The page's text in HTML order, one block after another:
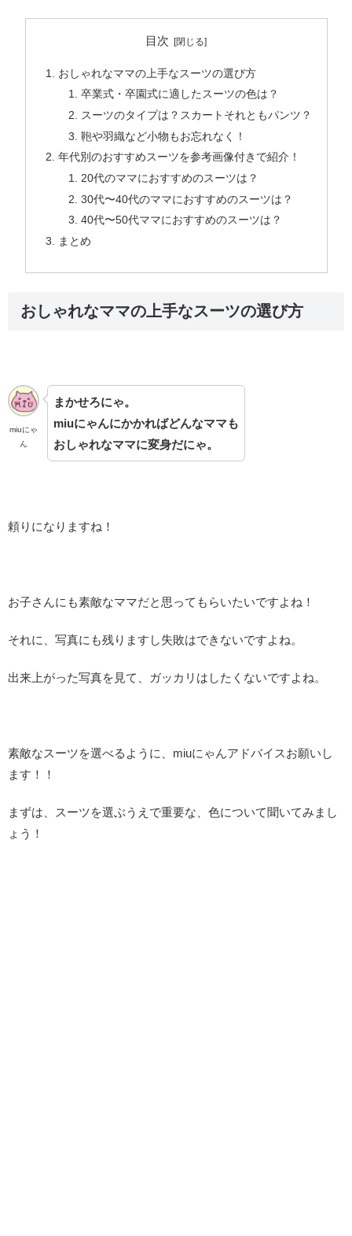
目次
おしゃれなママの上手なスーツの選び方
卒業式・卒園式に適したスーツの色は？
スーツのタイプは？スカートそれともパンツ？
鞄や羽織など小物もお忘れなく！
年代別のおすすめスーツを参考画像付きで紹介！
20代のママにおすすめのスーツは？
30代〜40代のママにおすすめのスーツは？
40代〜50代ママにおすすめのスーツは？
まとめ
おしゃれなママの上手なスーツの選び方
miuにゃ
ん
まかせろにゃ。
miuにゃんにかかればどんなママも
おしゃれなママに変身だにゃ。
頼りになりますね！
お子さんにも素敵なママだと思ってもらいたいですよね！
それに、写真にも残りますし失敗はできないですよね。
出来上がった写真を見て、ガッカリはしたくないですよね。
素敵なスーツを選べるように、miuにゃんアドバイスお願いし
ます！！
まずは、スーツを選ぶうえで重要な、色について聞いてみまし
ょう！